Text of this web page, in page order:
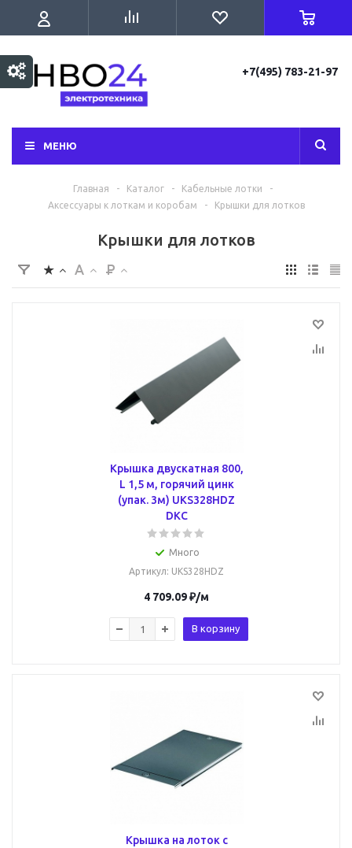
+7(495) 783-21-97
МЕНЮ
Главная - Каталог - Кабельные лотки
-
Аксессуары к лоткам и коробам
- Крышки для лотков
Крышки для лотков
Крышка двускатная 800,
L 1,5 м, горячий цинк
(упак. 3м) UKS328HDZ
DKC
Много
Артикул: UKS328HDZ
4 709.09₽/м
В корзину
Крышка на лоток с